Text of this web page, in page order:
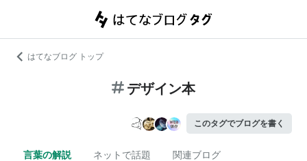
はてなブログ トップ
デザイン本
このタグでブログを書く
言葉の解説 ネットで話題 関連ブログ